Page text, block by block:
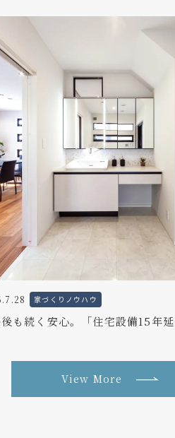
家づくりノウハウ
も続く安心。「住宅設備15年延
View More